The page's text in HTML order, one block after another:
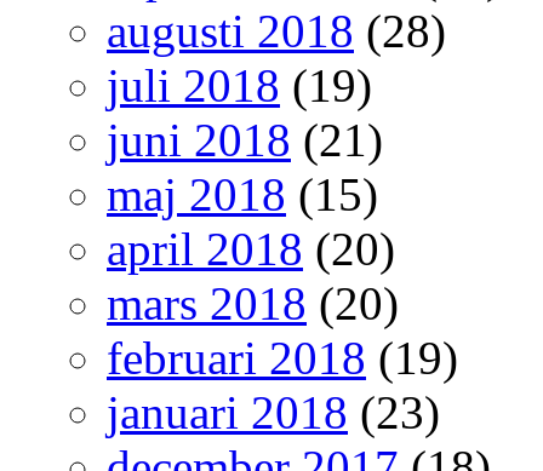
augusti 2018 (28)
juli 2018 (19)
juni 2018 (21)
maj 2018 (15)
april 2018 (20)
mars 2018 (20)
februari 2018 (19)
januari 2018 (23)